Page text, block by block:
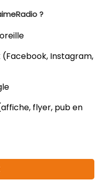
?
(Facebook, Instagram,
flyer, pub en